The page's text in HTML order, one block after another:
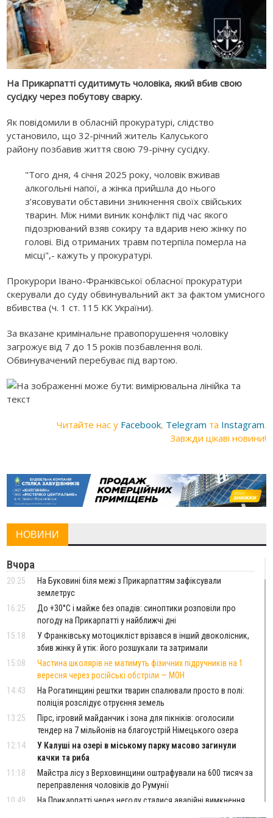
На Прикарпатті судитимуть чоловіка, який вбив свою
сусідку через побутову сварку.
Як повідомили в обласній прокуратурі, слідство
установило, що 32-річний житель Калуського
району позбавив життя свою 79-річну сусідку.
"Того дня, 4 січня 2025 року, чоловік вживав
алкогольні напої, а жінка прийшла до нього
з’ясовувати обставини зникнення своїх свійських
тварин. Між ними виник конфлікт під час якого
підозрюваний взяв сокиру та вдарив нею жінку по
голові. Від отриманих травм потерпіла померла на
місці",- кажуть у прокуратурі.
Прокурори Івано-Франківської обласної прокуратури
скерували до суду обвинувальний акт за фактом умисного
вбивства (ч. 1 ст. 115 КК України).
За вказане кримінальне правопорушення чоловіку
загрожує від 7 до 15 років позбавлення волі.
Обвинувачений перебуває під вартою.
Читайте нас у Facebook, Telegram та Instagram.
Завжди цікаві новини!
НОВИНИ
Вчора
20:25
На Буковині біля межі з Прикарпаттям зафіксували
землетрус
16:25
До +30°C і майже без опадів: синоптики розповіли про
погоду на Прикарпатті у найближчі дні
15:18
У Франківську мотоцикліст врізався в інший двоколісник,
збив жінку й утік: його розшукали та затримали
15:08
Частина школярів не матимуть фізичних підручників на 1
вересня через російські обстріли — МОН
14:43
На Рогатинщині рештки тварин спалювали просто в полі:
поліція розслідує отруєння земель
13:25
Пірс, ігровий майданчик і зона для пікніків: оголосили
тендер на 7 мільйонів на благоустрій Німецького озера
12:14
У Калуші на озері в міському парку масово загинули
качки та риба
11:18
Майстра лісу з Верховинщини оштрафували на 600 тисяч за
переправлення чоловіків до Румунії
10:49
На Прикарпатті через негоду сталися аварійні вимкнення